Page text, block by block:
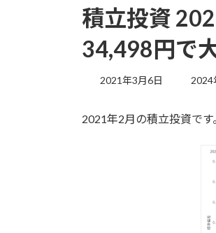
積立投資
34,498円で
2021年3月6日
最
新
2024
2021年2月の積立投資です